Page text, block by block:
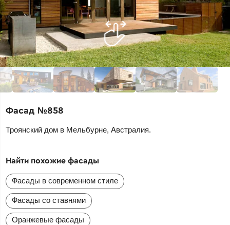
Фасад №858
Троянский дом в Мельбурне, Австралия.
Найти похожие фасады
Фасады в современном стиле
Фасады со ставнями
Оранжевые фасады